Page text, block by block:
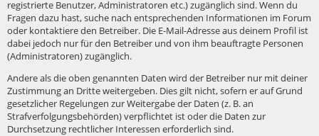
registrierte Benutzer, Administratoren etc.) zugänglich sind. Wenn du
Fragen dazu hast, suche nach entsprechenden Informationen im Forum
oder kontaktiere den Betreiber. Die E-Mail-Adresse aus deinem Profil ist
dabei jedoch nur für den Betreiber und von ihm beauftragte Personen
(Administratoren) zugänglich.
Andere als die oben genannten Daten wird der Betreiber nur mit deiner
Zustimmung an Dritte weitergeben. Dies gilt nicht, sofern er auf Grund
gesetzlicher Regelungen zur Weitergabe der Daten (z. B. an
Strafverfolgungsbehörden) verpflichtet ist oder die Daten zur
Durchsetzung rechtlicher Interessen erforderlich sind.